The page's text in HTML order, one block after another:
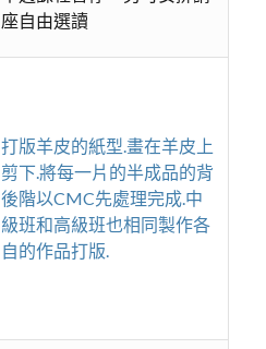
座自由選讀
打版羊皮的紙型.畫在羊皮上
剪下.將每一片的半成品的背
後階以CMC先處理完成.中
級班和高級班也相同製作各
自的作品打版.